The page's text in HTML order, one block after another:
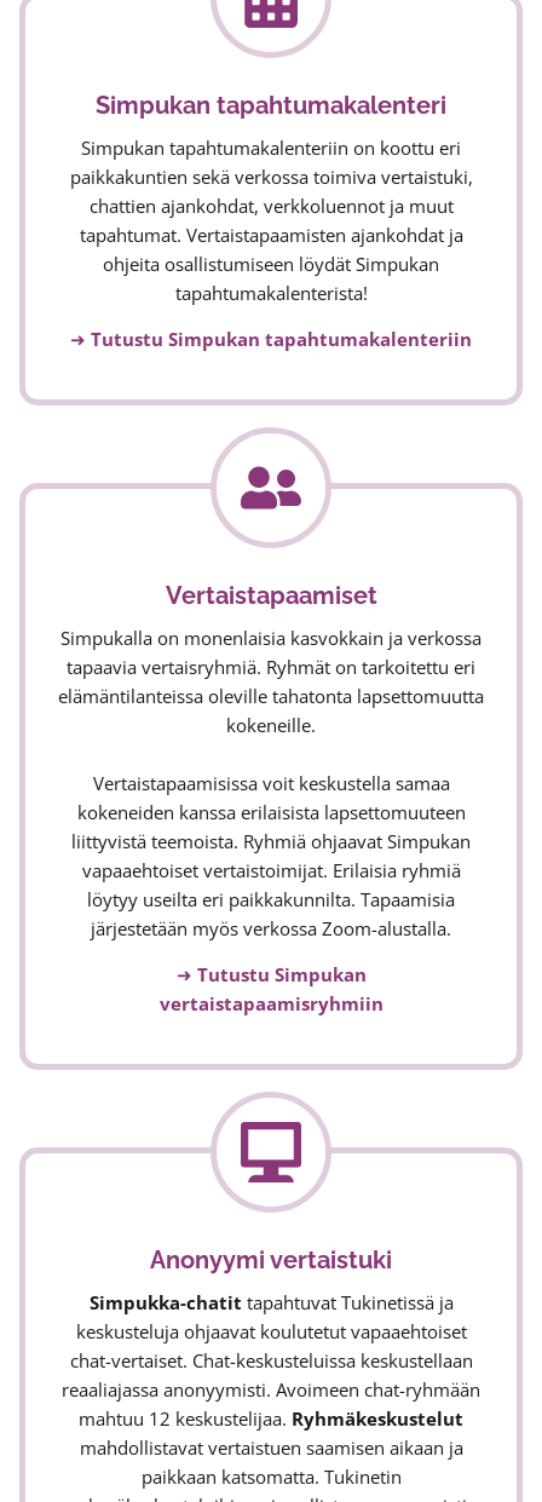
Simpukan tapahtumakalenteri
Simpukan tapahtumakalenteriin on koottu eri
paikkakuntien sekä verkossa toimiva vertaistuki,
chattien ajankohdat, verkkoluennot ja muut
tapahtumat. Vertaistapaamisten ajankohdat ja
ohjeita osallistumiseen löydät Simpukan
tapahtumakalenterista!
➜ Tutustu Simpukan tapahtumakalenteriin
Vertaistapaamiset
Simpukalla on monenlaisia kasvokkain ja verkossa
tapaavia vertaisryhmiä. Ryhmät on tarkoitettu eri
elämäntilanteissa oleville tahatonta lapsettomuutta
kokeneille.
Vertaistapaamisissa voit keskustella samaa
kokeneiden kanssa erilaisista lapsettomuuteen
liittyvistä teemoista. Ryhmiä ohjaavat Simpukan
vapaaehtoiset vertaistoimijat. Erilaisia ryhmiä
löytyy useilta eri paikkakunnilta. Tapaamisia
järjestetään myös verkossa Zoom-alustalla.
➜ Tutustu Simpukan
vertaistapaamisryhmiin
Anonyymi vertaistuki
Simpukka-chatit tapahtuvat Tukinetissä ja
keskusteluja ohjaavat koulutetut vapaaehtoiset
chat-vertaiset. Chat-keskusteluissa keskustellaan
reaaliajassa anonyymisti. Avoimeen chat-ryhmään
mahtuu 12 keskustelijaa. Ryhmäkeskustelut
mahdollistavat vertaistuen saamisen aikaan ja
paikkaan katsomatta. Tukinetin